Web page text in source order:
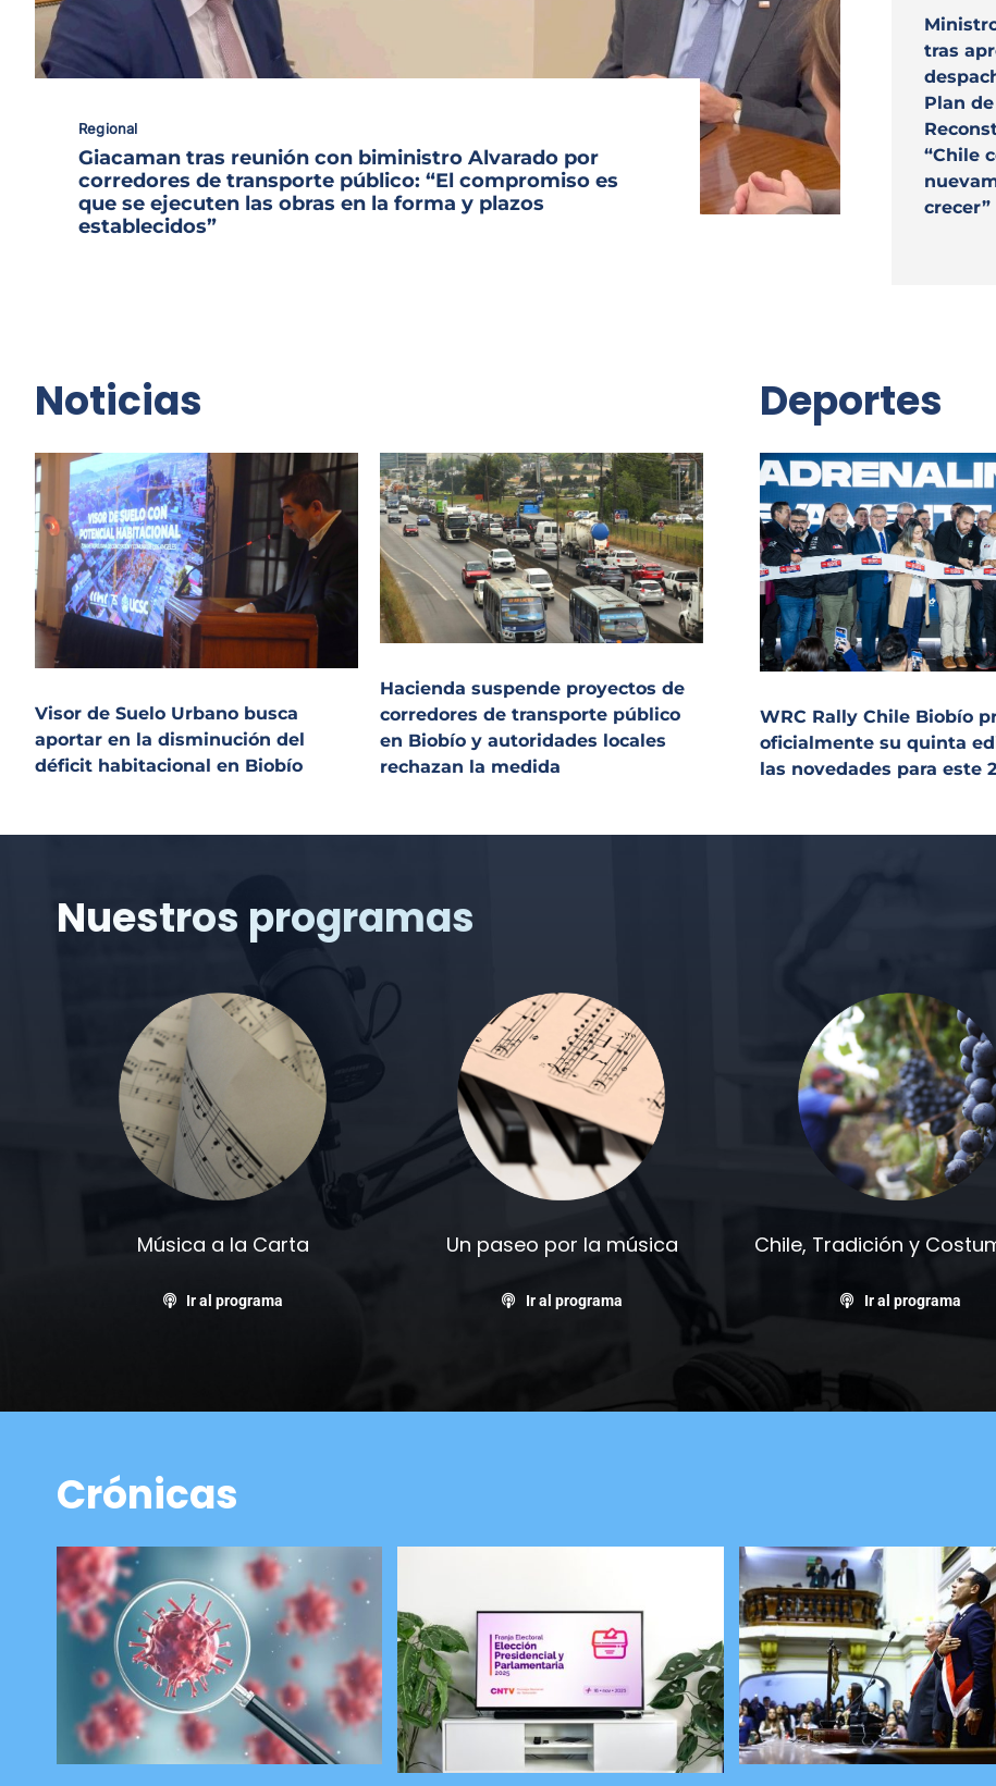
Archivo Sonoro
Regional
Giacaman tras reunión con biministro Alvarado por
corredores de transporte público: “El compromiso es
que se ejecuten las obras en la forma y plazos
establecidos”
tras
Plan de
“Chile
crecer”
Noticias
Visor de Suelo Urbano busca
aportar en la disminución del
déficit habitacional en Biobío
Hacienda suspende proyectos de
corredores de transporte público
en Biobío y autoridades locales
rechazan la medida
Deportes
WRC Rally Chile Biobío
oficialmente su quinta
las novedades para este
Nuestros programas
Música a la Carta
Ir al programa
Un paseo por la música
Ir al programa
Chile, Tradición y
Ir al programa
Crónicas